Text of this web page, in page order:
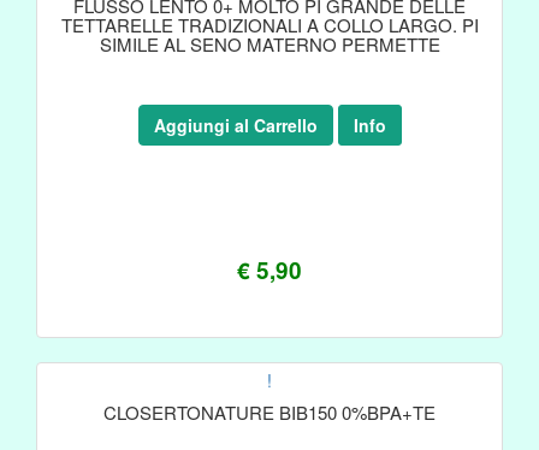
FLUSSO LENTO 0+ MOLTO PI GRANDE DELLE
TETTARELLE TRADIZIONALI A COLLO LARGO. PI
SIMILE AL SENO MATERNO PERMETTE
€ 5,90
Aggiungi al Carrello Info
!
CLOSERTONATURE BIB150 0%BPA+TE